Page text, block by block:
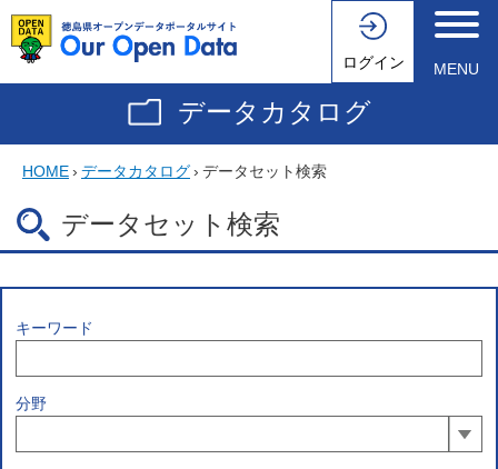
ログイン MENU
データカタログ
HOME› データカタログ› データセット検索
データセット検索
キーワード
分野